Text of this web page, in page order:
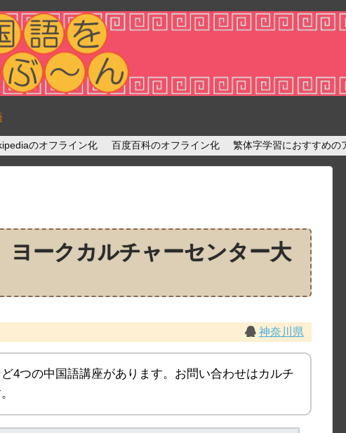
のオフライン化 百度百科のオフライン化 繁体字学習におすすめの
ークカルチャーセンター大
神奈川県
4つの中国語講座があります。お問い合わせはカルチ